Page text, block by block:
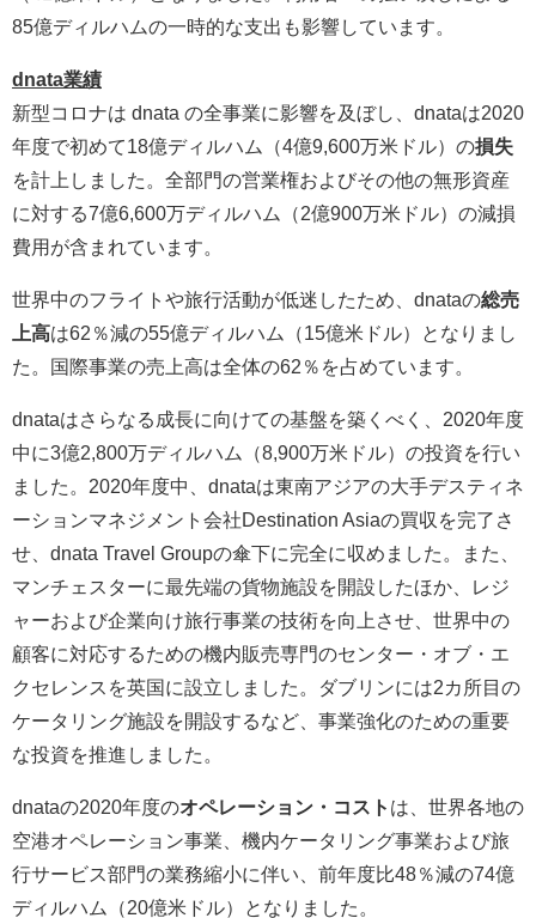
85億ディルハムの一時的な支出も影響しています。
dnata業績
新型コロナは dnata の全事業に影響を及ぼし、dnataは2020
年度で初めて18億ディルハム（4億9,600万米ドル）の損失
を計上しました。全部門の営業権およびその他の無形資産
に対する7億6,600万ディルハム（2億900万米ドル）の減損
費用が含まれています。
世界中のフライトや旅行活動が低迷したため、dnataの総売
上高は62％減の55億ディルハム（15億米ドル）となりまし
た。国際事業の売上高は全体の62％を占めています。
dnataはさらなる成長に向けての基盤を築くべく、2020年度
中に3億2,800万ディルハム（8,900万米ドル）の投資を行い
ました。2020年度中、dnataは東南アジアの大手デスティネ
ーションマネジメント会社Destination Asiaの買収を完了さ
せ、dnata Travel Groupの傘下に完全に収めました。また、
マンチェスターに最先端の貨物施設を開設したほか、レジ
ャーおよび企業向け旅行事業の技術を向上させ、世界中の
顧客に対応するための機内販売専門のセンター・オブ・エ
クセレンスを英国に設立しました。ダブリンには2カ所目の
ケータリング施設を開設するなど、事業強化のための重要
な投資を推進しました。
dnataの2020年度のオペレーション・コスト は、世界各地の
空港オペレーション事業、機内ケータリング事業および旅
行サービス部門の業務縮小に伴い、前年度比48％減の74億
ディルハム（20億米ドル）となりました。